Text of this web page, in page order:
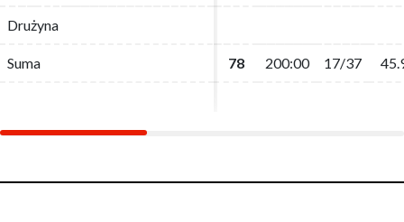
Drużyna
Suma 78 200:00 17/37
Drużyna
Suma 78 200:00 17/37